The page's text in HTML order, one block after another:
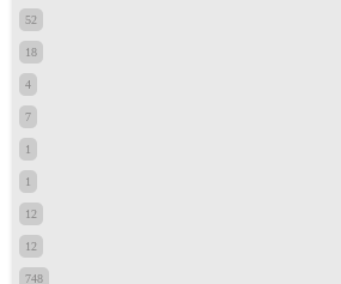
52
18
4
7
1
1
12
12
748